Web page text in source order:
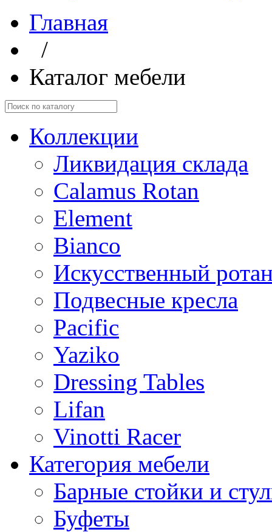
Главная
/
Каталог мебели
Коллекции
Ликвидация склада
Calamus Rotan
Element
Bianco
Искусственный
Подвесные кресла
Pacific
Yaziko
Dressing Tables
Lifan
Vinotti Racer
Категория мебели
Барные стойки и
Буфеты